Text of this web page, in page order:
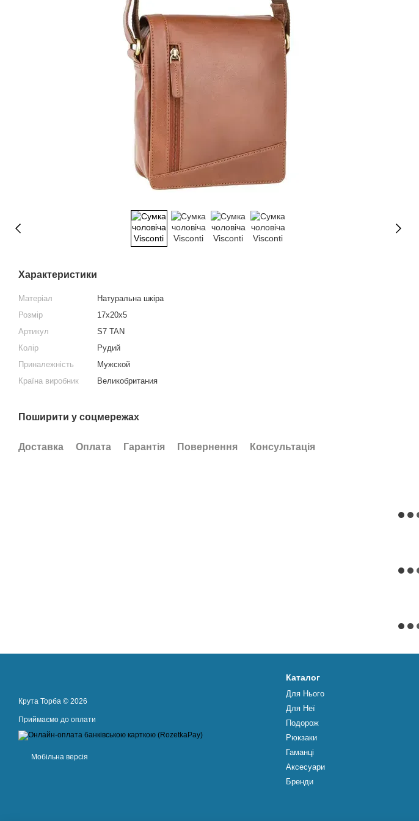
Характеристики
Матеріал
Натуральна шкіра
Розмір
17х20х5
Артикул
S7 TAN
Колір
Рудий
Приналежність
Мужской
Країна виробник
Великобритания
Поширити у соцмережах
Доставка Оплата Гарантія Повернення Консультація
Крута Торба © 2026
Приймаємо до оплати
Мобільна версія
Каталог
Для Нього
Для Неї
Подорож
Рюкзаки
Гаманці
Аксесуари
Бренди